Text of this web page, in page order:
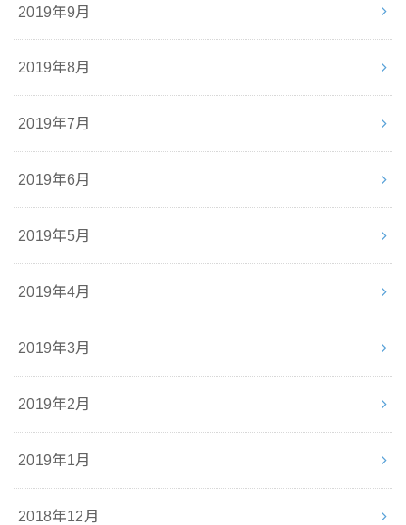
2019年9月
2019年8月
2019年7月
2019年6月
2019年5月
2019年4月
2019年3月
2019年2月
2019年1月
2018年12月